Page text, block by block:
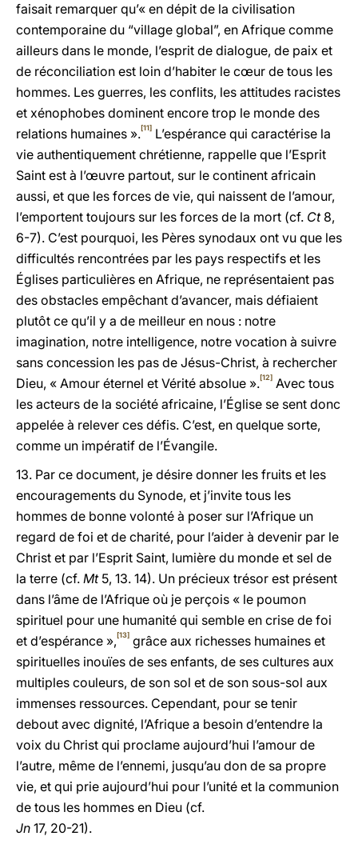
faisait remarquer qu’« en dépit de la civilisation
contemporaine du “village global”, en Afrique comme
ailleurs dans le monde, l’esprit de dialogue, de paix et
de réconciliation est loin d’habiter le cœur de tous les
hommes. Les guerres, les conflits, les attitudes racistes
et xénophobes dominent encore trop le monde des
relations humaines ».[11] L’espérance qui caractérise la
vie authentiquement chrétienne, rappelle que l’Esprit
Saint est à l’œuvre partout, sur le continent africain
aussi, et que les forces de vie, qui naissent de l’amour,
l’emportent toujours sur les forces de la mort (cf. Ct8,
6-7). C’est pourquoi, les Pères synodaux ont vu que les
difficultés rencontrées par les pays respectifs et les
Églises particulières en Afrique, ne représentaient pas
des obstacles empêchant d’avancer, mais défiaient
plutôt ce qu’il y a de meilleur en nous : notre
imagination, notre intelligence, notre vocation à suivre
sans concession les pas de Jésus-Christ, à rechercher
Dieu, « Amour éternel et Vérité absolue ».[12] Avec tous
les acteurs de la société africaine, l’Église se sent donc
appelée à relever ces défis. C’est, en quelque sorte,
comme un impératif de l’Évangile.
13. Par ce document, je désire donner les fruits et les
encouragements du Synode, et j’invite tous les
hommes de bonne volonté à poser sur l’Afrique un
regard de foi et de charité, pour l’aider à devenir par le
Christ et par l’Esprit Saint, lumière du monde et sel de
la terre (cf. Mt5, 13. 14). Un précieux trésor est présent
dans l’âme de l’Afrique où je perçois « le poumon
spirituel pour une humanité qui semble en crise de foi
et d’espérance »,[13] grâce aux richesses humaines et
spirituelles inouïes de ses enfants, de ses cultures aux
multiples couleurs, de son sol et de son sous-sol aux
immenses ressources. Cependant, pour se tenir
debout avec dignité, l’Afrique a besoin d’entendre la
voix du Christ qui proclame aujourd’hui l’amour de
l’autre, même de l’ennemi, jusqu’au don de sa propre
vie, et qui prie aujourd’hui pour l’unité et la communion
de tous les hommes en Dieu (cf.
Jn 17, 20-21).